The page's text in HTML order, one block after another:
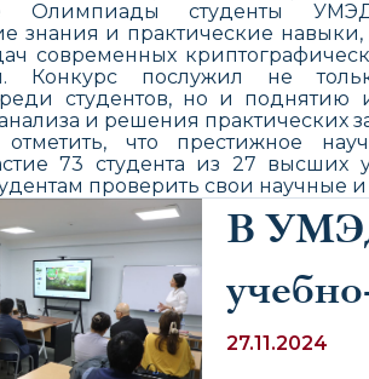
студенты УМЭД
знания и практические
современных
Конкурс послужил не
студентов, но и поднятию
и решения практических
отметить, что престижное
73 студента из 27 высших
проверить свои научные
В
27.11.2024